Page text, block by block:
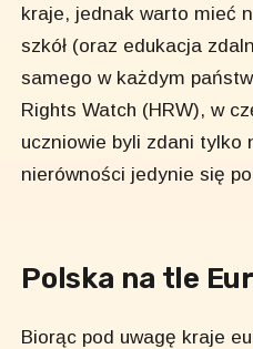
kraje, jednak warto mieć
szkół (oraz edukacja
samego w każdym
Rights Watch (HRW), w
uczniowie byli zdani tylko
nierówności jedynie się
Polska na tle
Biorąc pod uwagę kraje